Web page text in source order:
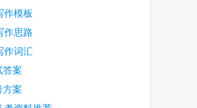
作模板
作思路
作词汇
答案
方案